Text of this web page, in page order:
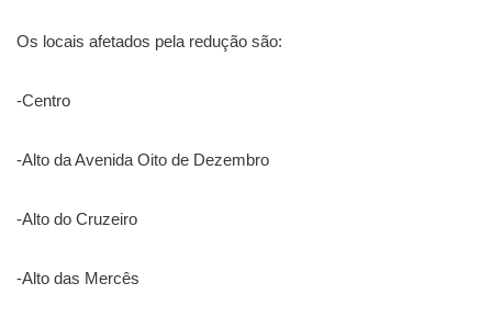
Os locais afetados pela redução são:
-Centro
-Alto da Avenida Oito de Dezembro
-Alto do Cruzeiro
-Alto das Mercês